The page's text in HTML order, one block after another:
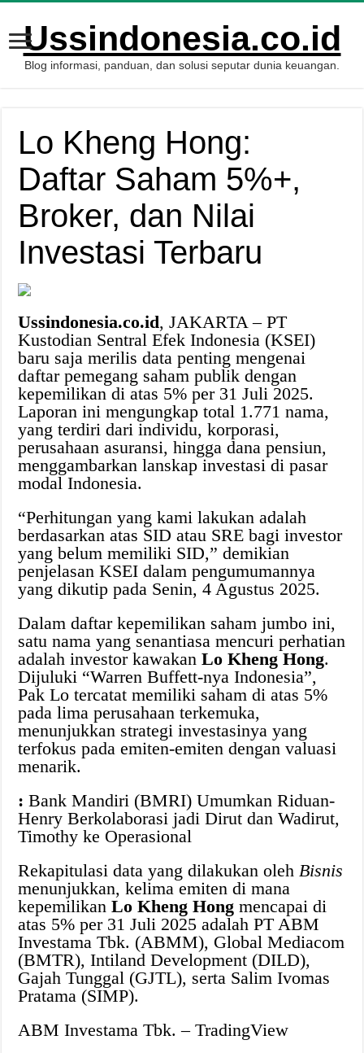
Ussindonesia.co.id
Blog informasi, panduan, dan solusi seputar dunia keuangan.
Lo Kheng Hong:
Daftar Saham 5%+,
Broker, dan Nilai
Investasi Terbaru
Ussindonesia.co.id, JAKARTA – PT
Kustodian Sentral Efek Indonesia (KSEI)
baru saja merilis data penting mengenai
daftar pemegang saham publik dengan
kepemilikan di atas 5% per 31 Juli 2025.
Laporan ini mengungkap total 1.771 nama,
yang terdiri dari individu, korporasi,
perusahaan asuransi, hingga dana pensiun,
menggambarkan lanskap investasi di pasar
modal Indonesia.
“Perhitungan yang kami lakukan adalah
berdasarkan atas SID atau SRE bagi investor
yang belum memiliki SID,” demikian
penjelasan KSEI dalam pengumumannya
yang dikutip pada Senin, 4 Agustus 2025.
Dalam daftar kepemilikan saham jumbo ini,
satu nama yang senantiasa mencuri perhatian
adalah investor kawakanLo Kheng Hong.
Dijuluki “Warren Buffett-nya Indonesia”,
Pak Lo tercatat memiliki saham di atas 5%
pada lima perusahaan terkemuka,
menunjukkan strategi investasinya yang
terfokus pada emiten-emiten dengan valuasi
menarik.
: Bank Mandiri (BMRI) Umumkan Riduan-
Henry Berkolaborasi jadi Dirut dan Wadirut,
Timothy ke Operasional
Rekapitulasi data yang dilakukan olehBisnis
menunjukkan, kelima emiten di mana
kepemilikanLo Kheng Hong mencapai di
atas 5% per 31 Juli 2025 adalah PT ABM
Investama Tbk. (ABMM), Global Mediacom
(BMTR), Intiland Development (DILD),
Gajah Tunggal (GJTL), serta Salim Ivomas
Pratama (SIMP).
ABM Investama Tbk. – TradingView